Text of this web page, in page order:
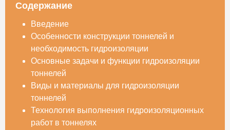
Содержание
Введение
Особенности конструкции тоннелей и
необходимость гидроизоляции
Основные задачи и функции гидроизоляции
тоннелей
Виды и материалы для гидроизоляции
тоннелей
Технология выполнения гидроизоляционных
работ в тоннелях